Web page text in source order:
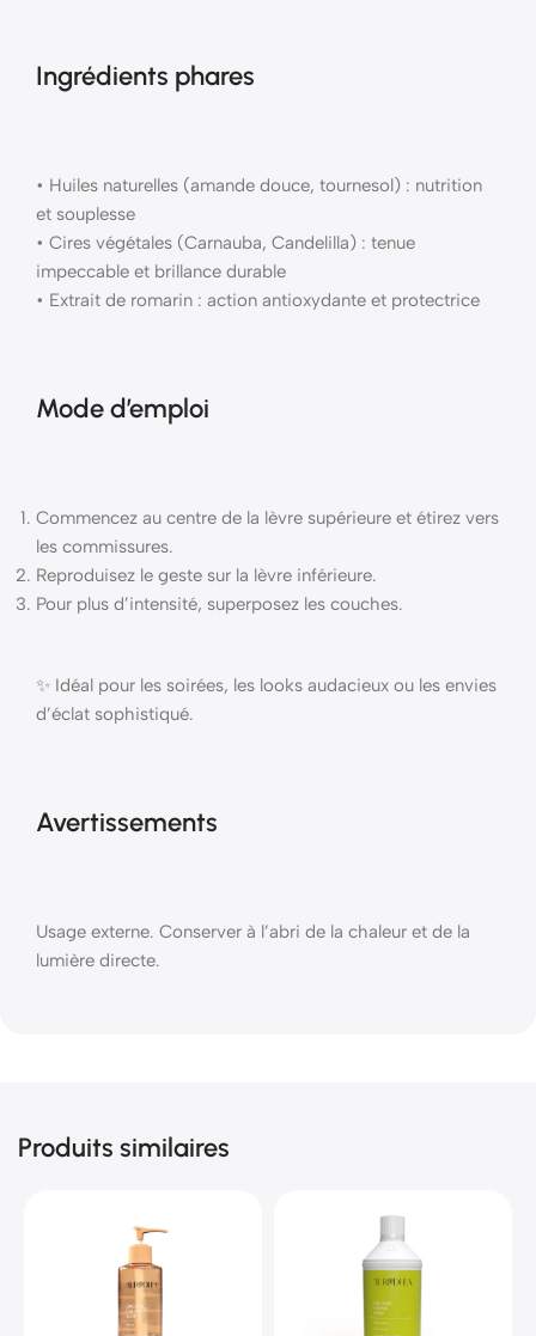
Ingrédients phares
• Huiles naturelles (amande douce, tournesol) : nutrition
et souplesse
• Cires végétales (Carnauba, Candelilla) : tenue
impeccable et brillance durable
• Extrait de romarin : action antioxydante et protectrice
Mode d’emploi
Commencez au centre de la lèvre supérieure et étirez vers
les commissures.
Reproduisez le geste sur la lèvre inférieure.
Pour plus d’intensité, superposez les couches.
✨ Idéal pour les soirées, les looks audacieux ou les envies
d’éclat sophistiqué.
Avertissements
Usage externe. Conserver à l’abri de la chaleur et de la
lumière directe.
Produits similaires